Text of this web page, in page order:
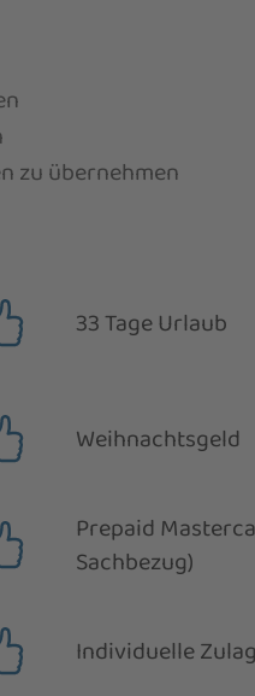
zu übernehmen
33 Tage Urlaub
Weihnachtsgeld
Prepaid
Sachbezug)
Individuelle